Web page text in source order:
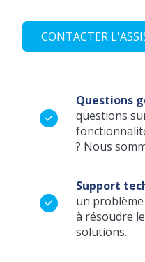
CONTACTER
Questions
questions
? Nous
Support
un
à résoudre
solutions.